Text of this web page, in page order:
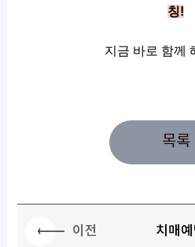
칭!
지금 바로 함께
목록
이전 치매